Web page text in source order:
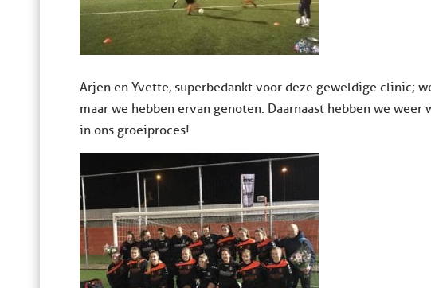
Arjen en Yvette, superbedankt voor deze geweldige clinic;
maar we hebben ervan genoten. Daarnaast hebben we
in ons groeiproces!